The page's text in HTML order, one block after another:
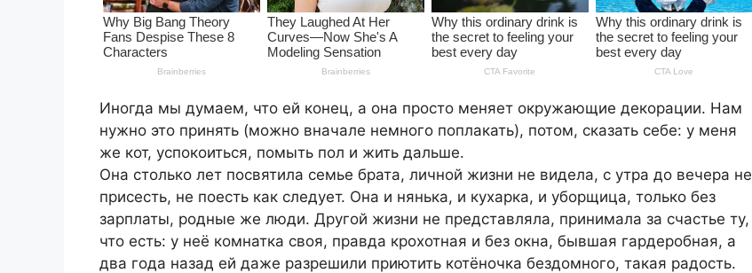
Иногда мы думаем, что ей конец, а она просто меняет окружающие декорации. Нам
нужно это принять (можно вначале немного поплакать), потом, сказать себе: у меня
же кот, успокоиться, помыть пол и жить дальше.
Она столько лет посвятила семье брата, личной жизни не видела, с утра до вечера не
присесть, не поесть как следует. Она и нянька, и кухарка, и уборщица, только без
зарплаты, родные же люди. Другой жизни не представляла, принимала за счастье ту,
что есть: у неё комнатка своя, правда крохотная и без окна, бывшая гардеробная, а
два года назад ей даже разрешили приютить котёночка бездомного, такая радость.